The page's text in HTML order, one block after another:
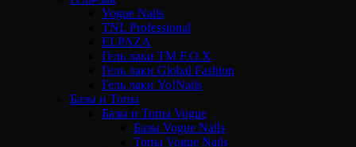
Vogue Nails
TNL Professional
ELPAZA
Гель лаки ТМ F.O.X
Гель лаки Global Fashion
Гель лаки Yo!Nails
Базы и Топы
Базы и Топы Vogue
Базы Vogue Nails
Топы Vogue Nails